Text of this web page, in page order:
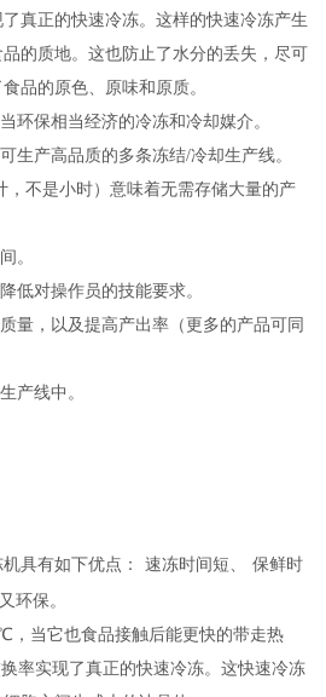
真正的快速冷冻。这样的快速冷冻产生
的质地。这也防止了水分的丢失，尽可
品的原色、原味和原质。
环保相当经济的冷冻和冷却媒介。
生产高品质的多条冻结/冷却生产线。
，不是小时）意味着无需存储大量的产
。
低对操作员的技能要求。
量，以及提高产出率（更多的产品可同
产线中。
机具有如下优点： 速冻时间短、
保鲜时
环保。
，当它也食品接触后能更快的带走热
率实现了真正的快速冷冻。这快速冷冻